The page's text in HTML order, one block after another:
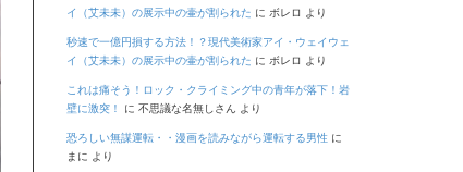
イ（艾未未）の展示中の壷が割られた に ボレロ より
秒速で一億円損する方法！？現代美術家アイ・ウェイウェ
イ（艾未未）の展示中の壷が割られた に ボレロ より
これは痛そう！ロック・クライミング中の青年が落下！岩
壁に激突！
に 不思議な名無しさん より
恐ろしい無謀運転・・漫画を読みながら運転する男性に
まに より